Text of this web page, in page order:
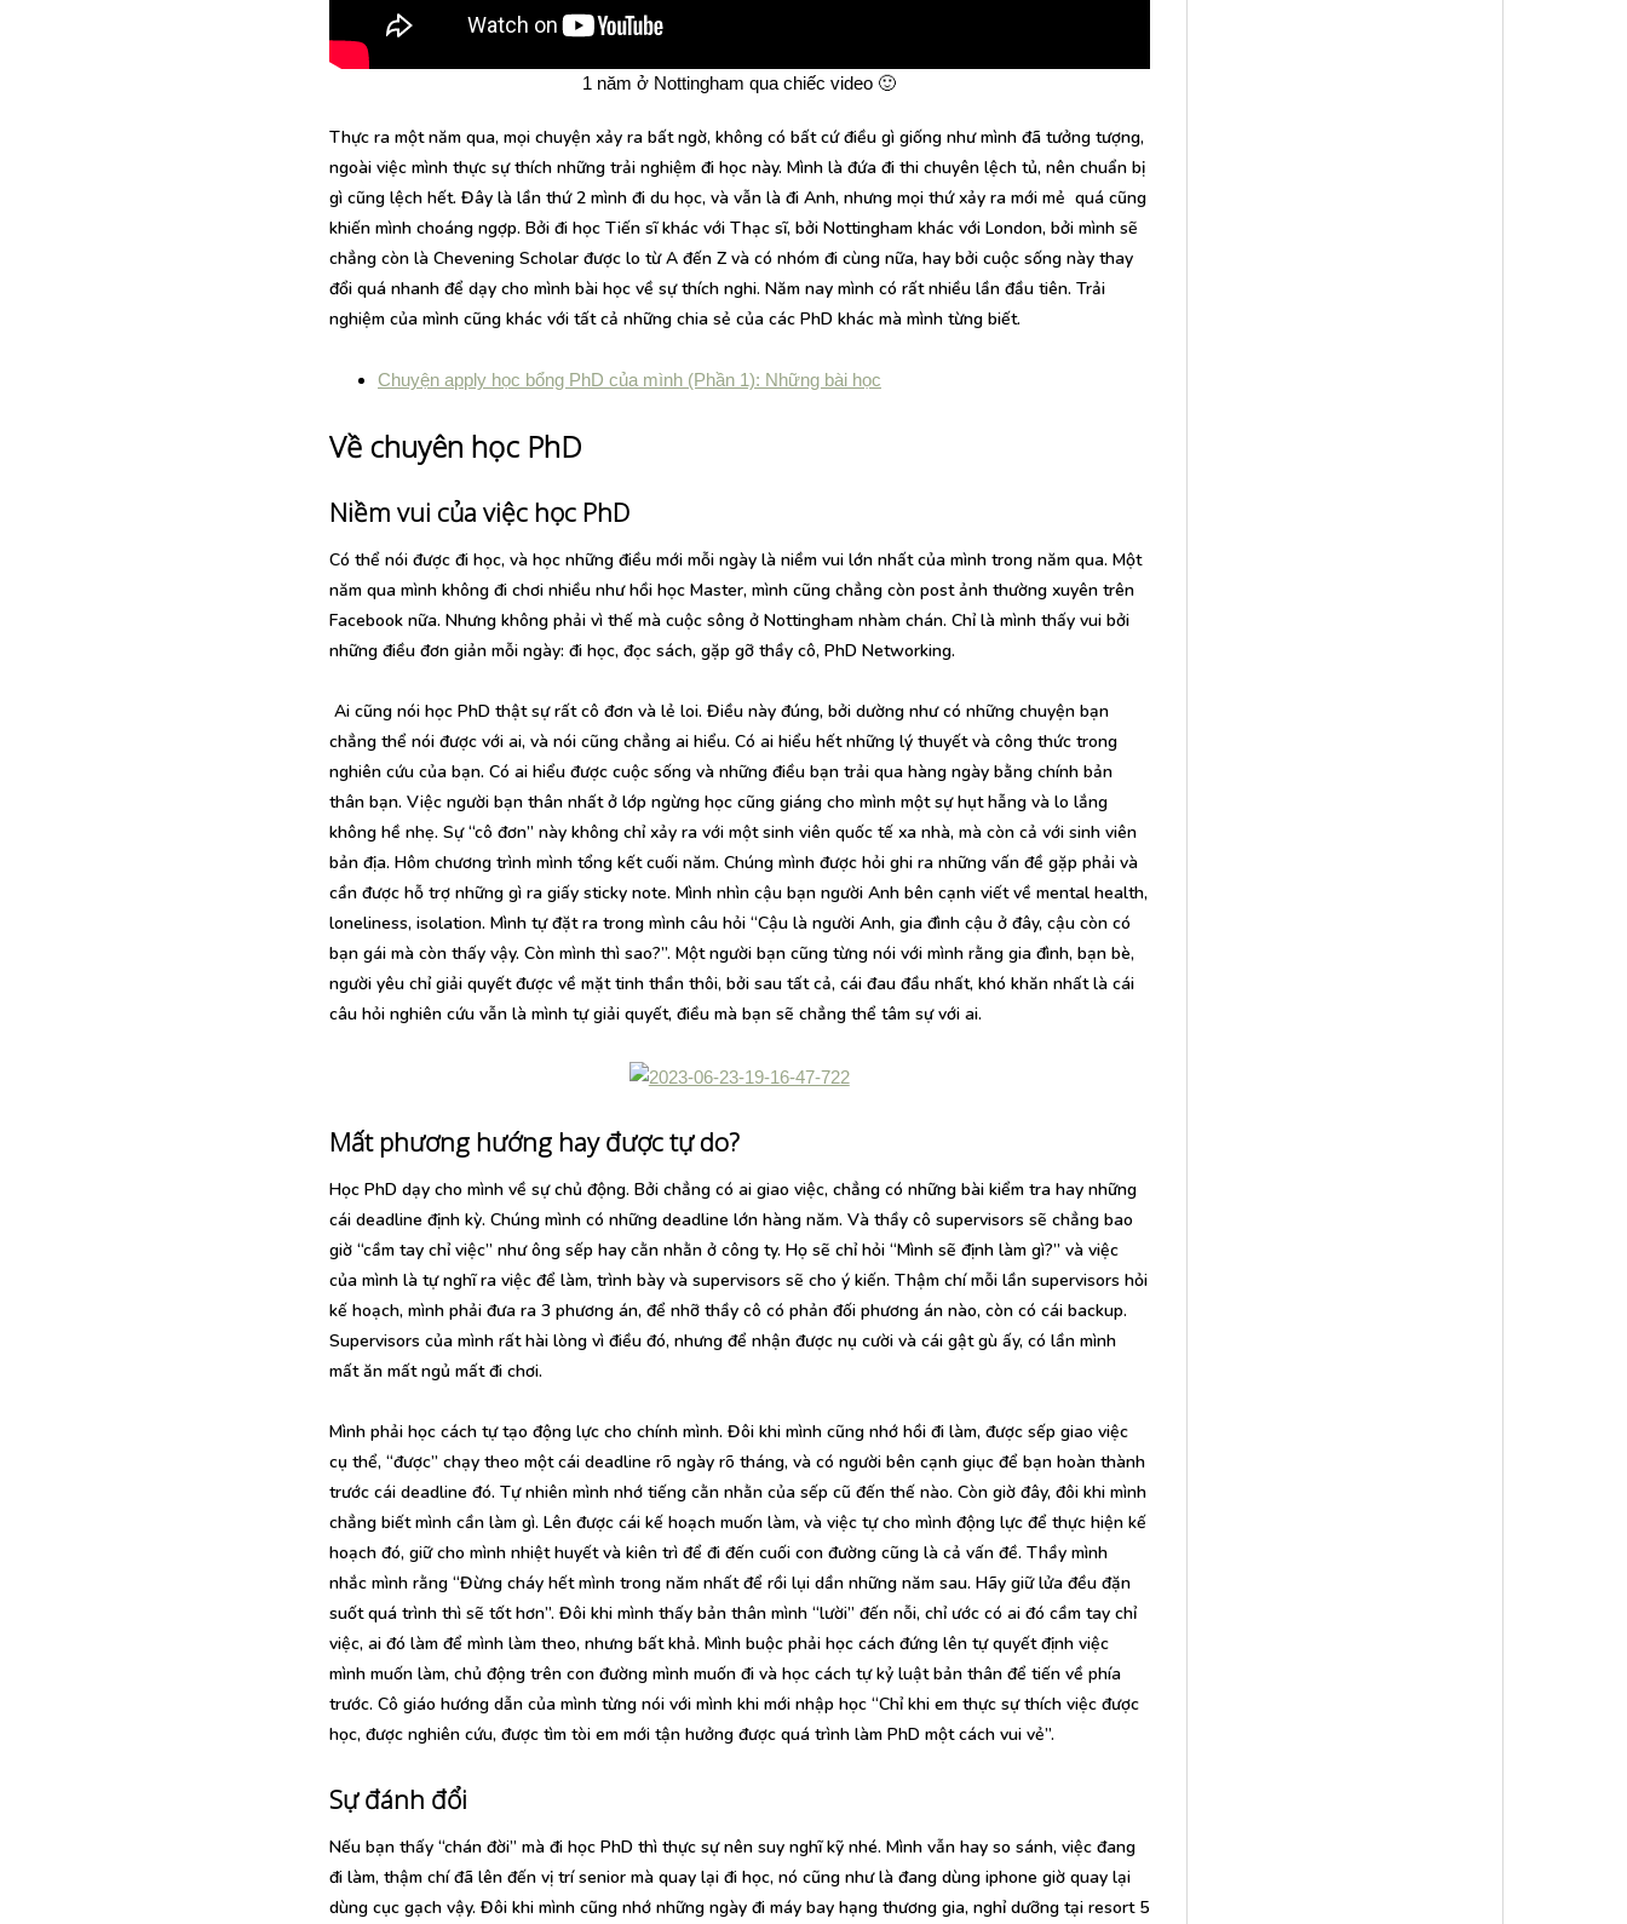
1 năm ở Nottingham qua chiếc video 🙂
Thực ra một năm qua, mọi chuyện xảy ra bất ngờ, không có bất cứ điều gì giống như mình đã tưởng tượng,
ngoài việc mình thực sự thích những trải nghiệm đi học này. Mình là đứa đi thi chuyên lệch tủ, nên chuẩn bị
gì cũng lệch hết. Đây là lần thứ 2 mình đi du học, và vẫn là đi Anh, nhưng mọi thứ xảy ra mới mẻ quá cũng
khiến mình choáng ngợp. Bởi đi học Tiến sĩ khác với Thạc sĩ, bởi Nottingham khác với London, bởi mình sẽ
chẳng còn là Chevening Scholar được lo từ A đến Z và có nhóm đi cùng nữa, hay bởi cuộc sống này thay
đổi quá nhanh để dạy cho mình bài học về sự thích nghi. Năm nay mình có rất nhiều lần đầu tiên. Trải
nghiệm của mình cũng khác với tất cả những chia sẻ của các PhD khác mà mình từng biết.
Chuyện apply học bổng PhD của mình (Phần 1): Những bài học
Về chuyên học PhD
Niềm vui của việc học PhD
Có thể nói được đi học, và học những điều mới mỗi ngày là niềm vui lớn nhất của mình trong năm qua. Một
năm qua mình không đi chơi nhiều như hồi học Master, mình cũng chẳng còn post ảnh thường xuyên trên
Facebook nữa. Nhưng không phải vì thế mà cuộc sông ở Nottingham nhàm chán. Chỉ là mình thấy vui bởi
những điều đơn giản mỗi ngày: đi học, đọc sách, gặp gỡ thầy cô, PhD Networking.
Ai cũng nói học PhD thật sự rất cô đơn và lẻ loi. Điều này đúng, bởi dường như có những chuyện bạn
chẳng thể nói được với ai, và nói cũng chẳng ai hiểu. Có ai hiểu hết những lý thuyết và công thức trong
nghiên cứu của bạn. Có ai hiểu được cuộc sống và những điều bạn trải qua hàng ngày bằng chính bản
thân bạn. Việc người bạn thân nhất ở lớp ngừng học cũng giáng cho mình một sự hụt hẫng và lo lắng
không hề nhẹ. Sự “cô đơn” này không chỉ xảy ra với một sinh viên quốc tế xa nhà, mà còn cả với sinh viên
bản địa. Hôm chương trình mình tổng kết cuối năm. Chúng mình được hỏi ghi ra những vấn đề gặp phải và
cần được hỗ trợ những gì ra giấy sticky note. Mình nhìn cậu bạn người Anh bên cạnh viết về mental health,
loneliness, isolation. Mình tự đặt ra trong mình câu hỏi “Cậu là người Anh, gia đình cậu ở đây, cậu còn có
bạn gái mà còn thấy vậy. Còn mình thì sao?”. Một người bạn cũng từng nói với mình rằng gia đình, bạn bè,
người yêu chỉ giải quyết được về mặt tinh thần thôi, bởi sau tất cả, cái đau đầu nhất, khó khăn nhất là cái
câu hỏi nghiên cứu vẫn là mình tự giải quyết, điều mà bạn sẽ chẳng thể tâm sự với ai.
Mất phương hướng hay được tự do?
Học PhD dạy cho mình về sự chủ động. Bởi chẳng có ai giao việc, chẳng có những bài kiểm tra hay những
cái deadline định kỳ. Chúng mình có những deadline lớn hàng năm. Và thầy cô supervisors sẽ chẳng bao
giờ “cầm tay chỉ việc” như ông sếp hay cằn nhằn ở công ty. Họ sẽ chỉ hỏi “Mình sẽ định làm gì?” và việc
của mình là tự nghĩ ra việc để làm, trình bày và supervisors sẽ cho ý kiến. Thậm chí mỗi lần supervisors hỏi
kế hoạch, mình phải đưa ra 3 phương án, để nhỡ thầy cô có phản đối phương án nào, còn có cái backup.
Supervisors của mình rất hài lòng vì điều đó, nhưng để nhận được nụ cười và cái gật gù ấy, có lần mình
mất ăn mất ngủ mất đi chơi.
Mình phải học cách tự tạo động lực cho chính mình. Đôi khi mình cũng nhớ hồi đi làm, được sếp giao việc
cụ thể, “được” chạy theo một cái deadline rõ ngày rõ tháng, và có người bên cạnh giục để bạn hoàn thành
trước cái deadline đó. Tự nhiên mình nhớ tiếng cằn nhằn của sếp cũ đến thế nào. Còn giờ đây, đôi khi mình
chẳng biết mình cần làm gì. Lên được cái kế hoạch muốn làm, và việc tự cho mình động lực để thực hiện kế
hoạch đó, giữ cho mình nhiệt huyết và kiên trì để đi đến cuối con đường cũng là cả vấn đề. Thầy mình
nhắc mình rằng “Đừng cháy hết mình trong năm nhất để rồi lụi dần những năm sau. Hãy giữ lửa đều đặn
suốt quá trình thì sẽ tốt hơn”. Đôi khi mình thấy bản thân mình “lười” đến nỗi, chỉ ước có ai đó cầm tay chỉ
việc, ai đó làm để mình làm theo, nhưng bất khả. Mình buộc phải học cách đứng lên tự quyết định việc
mình muốn làm, chủ động trên con đường mình muốn đi và học cách tự kỷ luật bản thân để tiến về phía
trước. Cô giáo hướng dẫn của mình từng nói với mình khi mới nhập học “Chỉ khi em thực sự thích việc được
học, được nghiên cứu, được tìm tòi em mới tận hưởng được quá trình làm PhD một cách vui vẻ”.
Sự đánh đổi
Nếu bạn thấy “chán đời” mà đi học PhD thì thực sự nên suy nghĩ kỹ nhé. Mình vẫn hay so sánh, việc đang
đi làm, thậm chí đã lên đến vị trí senior mà quay lại đi học, nó cũng như là đang dùng iphone giờ quay lại
dùng cục gạch vậy. Đôi khi mình cũng nhớ những ngày đi máy bay hạng thương gia, nghỉ dưỡng tại resort 5